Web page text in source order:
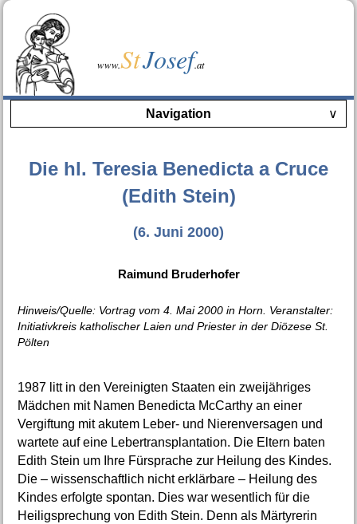
www.StJosef.at
Navigation ∨
Die hl. Teresia Benedicta a Cruce
(Edith Stein)
(6. Juni 2000)
Raimund Bruderhofer
Hinweis/Quelle: Vortrag vom 4. Mai 2000 in Horn. Veranstalter:
Initiativkreis katholischer Laien und Priester in der Diözese St.
Pölten
1987 litt in den Vereinigten Staaten ein zweijähriges
Mädchen mit Namen Benedicta McCarthy an einer
Vergiftung mit akutem Leber- und Nierenversagen und
wartete auf eine Lebertransplantation. Die Eltern baten
Edith Stein um Ihre Fürsprache zur Heilung des Kindes.
Die – wissenschaftlich nicht erklärbare – Heilung des
Kindes erfolgte spontan. Dies war wesentlich für die
Heiligsprechung von Edith Stein. Denn als Märtyrerin